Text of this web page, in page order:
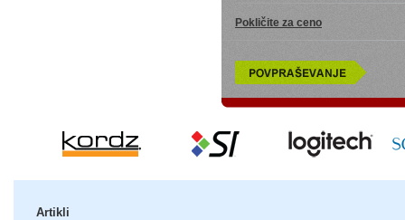
Pokličite za ceno
Artikli